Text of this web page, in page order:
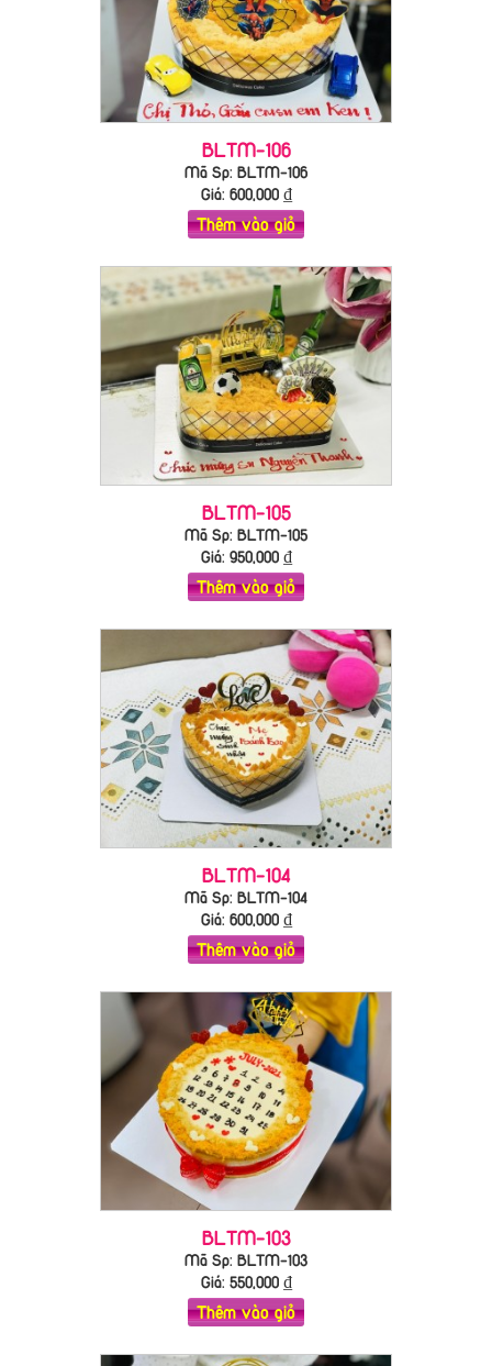
BLTM-106
Mã Sp: BLTM-106
Giá: 600,000₫
Thêm vào giỏ
BLTM-105
Mã Sp: BLTM-105
Giá: 950,000₫
Thêm vào giỏ
BLTM-104
Mã Sp: BLTM-104
Giá: 600,000₫
Thêm vào giỏ
BLTM-103
Mã Sp: BLTM-103
Giá: 550,000₫
Thêm vào giỏ